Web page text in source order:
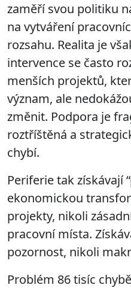
zaměří svou politiku
na vytváření
rozsahu. Realita je
intervence se často
menších projektů,
význam, ale
změnit. Podpora je
roztříštěná a
chybí.
Periferie tak získávají
ekonomickou
projekty, nikoli
pracovní místa.
pozornost, nikoli
Problém 86 tisíc